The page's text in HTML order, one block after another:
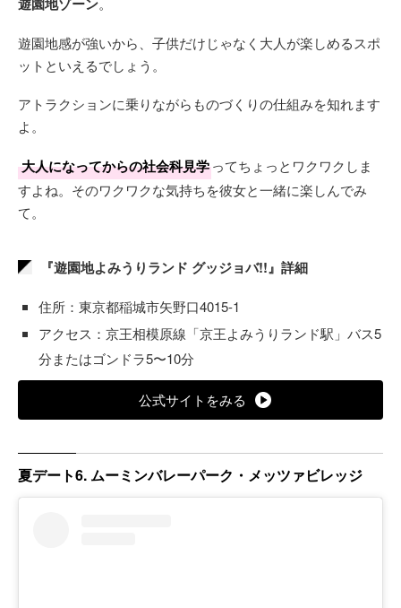
遊園地感が強いから、子供だけじゃなく大人が楽しめるスポ
ットといえるでしょう。
アトラクションに乗りながらものづくりの仕組みを知れます
よ。
大人になってからの社会科見学ってちょっとワクワクしま
すよね。そのワクワクな気持ちを彼女と一緒に楽しんでみ
て。
『遊園地よみうりランド グッジョバ!!』詳細
住所：東京都稲城市矢野口4015-1
アクセス：京王相模原線「京王よみうりランド駅」バス5
分またはゴンドラ5〜10分
公式サイトをみる
夏デート6. ムーミンバレーパーク・メッツァビレッジ